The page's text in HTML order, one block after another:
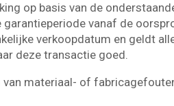
op basis van de
vanaf de
verkoopdatum en geldt
deze transactie goed.
materiaal- of